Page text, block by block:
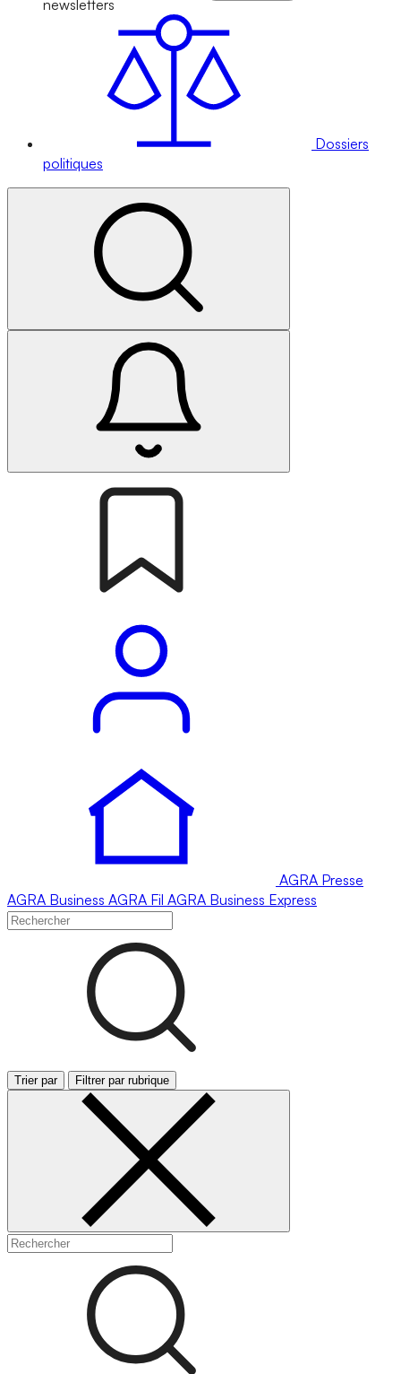
newsletters
Dossiers
politiques
AGRA Presse
AGRA Business AGRA Fil AGRA Business Express
Trier par Filtrer par rubrique